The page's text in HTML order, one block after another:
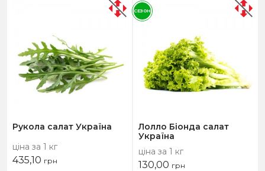
Рукола салат Україна
ціна за 1 кг
435,10 грн
Лолло Біонда салат
Україна
ціна за 1 кг
130,00 грн
СЕЗОН